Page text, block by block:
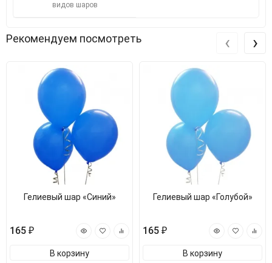
видов шаров
Рекомендуем посмотреть
Гелиевый шар «Синий»
165 ₽
В корзину
Гелиевый шар «Голубой»
165 ₽
В корзину
‹ ›